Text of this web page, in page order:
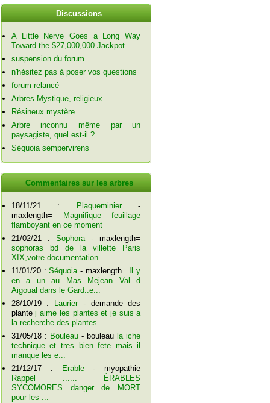
Discussions
A Little Nerve Goes a Long Way
Toward the $27,000,000 Jackpot
suspension du forum
n'hésitez pas à poser vos questions
forum relancé
Arbres Mystique, religieux
Résineux mystère
Arbre inconnu même par un
paysagiste, quel est-il ?
Séquoia sempervirens
Commentaires sur les arbres
18/11/21 : Plaqueminier-
maxlength=
Magnifique feuillage
flamboyant en ce moment
21/02/21 : Sophora- maxlength=
sophoras bd de la villette Paris
XIX,votre documentation...
11/01/20 :Séquoia- maxlength=
Il y
en a un au Mas Mejean Val d
Aigoual dans le Gard..e...
28/10/19 :
Laurier- demande des
plantej aime les plantes et je suis a
la recherche des plantes...
31/05/18 : Bouleau- bouleau la iche
technique et tres bien fete mais il
manque les e...
21/12/17 :
Erable- myopathie
Rappel ...... ÉRABLES
SYCOMORES danger de MORT
pour les ...